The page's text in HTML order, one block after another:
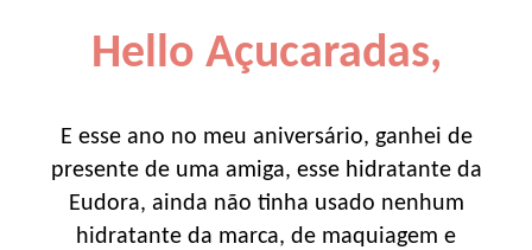
Hello Açucaradas,
E esse ano no meu aniversário, ganhei de
presente de uma amiga, esse hidratante da
Eudora, ainda não tinha usado nenhum
hidratante da marca, de maquiagem e